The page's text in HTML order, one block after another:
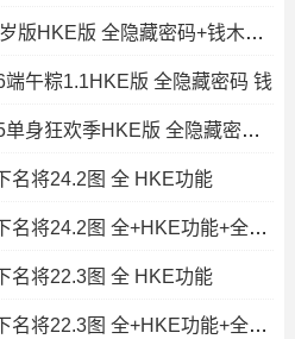
守卫剑阁系列-时空之轮贺岁版HKE版 全隐藏密码+钱木属性+解除装备限
午粽1.1HKE版 全隐藏密码 钱
守卫剑阁系列-时空之轮2.5单身狂欢季HKE版 全隐藏密码 钱
名将24.2图 全 HKE功能
守卫剑阁五虎将后传之天下名将24.2图 全+HKE功能+全图闪
名将22.3图 全 HKE功能
守卫剑阁五虎将后传之天下名将22.3图 全+HKE功能+全图闪